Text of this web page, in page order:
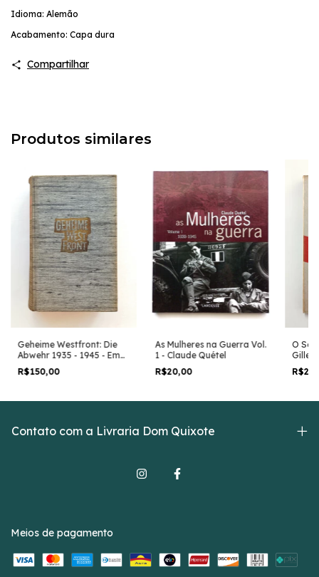
Idioma: Alemão
Acabamento: Capa dura
Compartilhar
Produtos similares
Geheime Westfront: Die
Abwehr 1935 - 1945 - Em
Alemão - Oscar Reile
R$150,00
As Mulheres na Guerra Vol.
1 - Claude Quétel
R$20,00
O
Gilles
Contato com a Livraria Dom Quixote
Meios de pagamento